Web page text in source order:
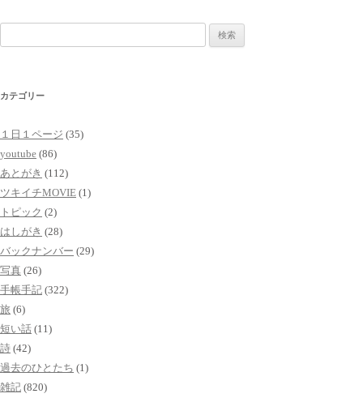
索:
カテゴリー
１日１ページ (35)
youtube (86)
あとがき (112)
ツキイチMOVIE (1)
トピック (2)
はしがき (28)
バックナンバー (29)
写真 (26)
手帳手記 (322)
旅 (6)
短い話 (11)
詩 (42)
過去のひとたち (1)
雑記 (820)